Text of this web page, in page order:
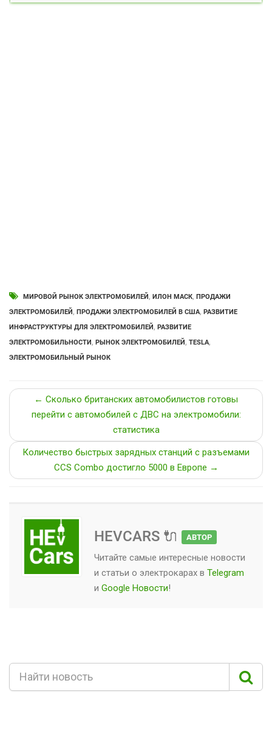
МИРОВОЙ РЫНОК ЭЛЕКТРОМОБИЛЕЙ, ИЛОН МАСК, ПРОДАЖИ
ЭЛЕКТРОМОБИЛЕЙ, ПРОДАЖИ ЭЛЕКТРОМОБИЛЕЙ В США, РАЗВИТИЕ
ИНФРАСТРУКТУРЫ ДЛЯ ЭЛЕКТРОМОБИЛЕЙ, РАЗВИТИЕ
ЭЛЕКТРОМОБИЛЬНОСТИ, РЫНОК ЭЛЕКТРОМОБИЛЕЙ, TESLA,
ЭЛЕКТРОМОБИЛЬНЫЙ РЫНОК
← Сколько британских автомобилистов готовы
перейти с автомобилей с ДВС на электромобили:
статистика
Количество быстрых зарядных станций с разъемами
CCS Combo достигло 5000 в Европе →
HEVCARS 🔌 АВТОР
Читайте самые интересные новости
и статьи о электрокарах в Telegram
и Google Новости!